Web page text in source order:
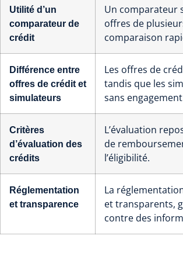
Utilité d’un
comparateur de
crédit
Un comparateur
offres de
comparaison
Différence entre
offres de crédit et
simulateurs
Les offres de
tandis que les
sans
Critères
d’évaluation des
crédits
L’évaluation
de
l’éligibilité.
Réglementation
et transparence
La
et transparents,
contre des